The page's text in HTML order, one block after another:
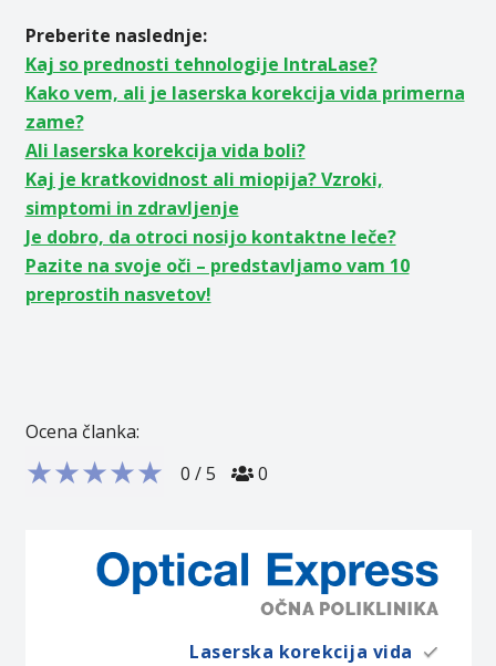
Preberite naslednje:
Kaj so prednosti tehnologije IntraLase?
Kako vem, ali je laserska korekcija vida primerna
zame?
Ali laserska korekcija vida boli?
Kaj je kratkovidnost ali miopija? Vzroki,
simptomi in zdravljenje
Je dobro, da otroci nosijo kontaktne leče?
Pazite na svoje oči – predstavljamo vam 10
preprostih nasvetov!
Ocena članka:
★★★★★ 0 /5 0
Laserska korekcija vida